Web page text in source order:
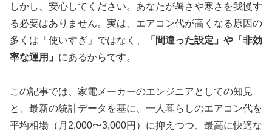
しかし、安心してください。あなたが暑さや寒さを我慢す
る必要はありません。実は、エアコン代が高くなる原因の
多くは「使いすぎ」ではなく、
「間違った設定」や「非効
率な運用」 にあるからです。
この記事では、家電メーカーのエンジニアとしての知見
と、最新の統計データを基に、一人暮らしのエアコン代を
平均相場（月2,000〜3,000円）に抑えつつ、最高に快適な